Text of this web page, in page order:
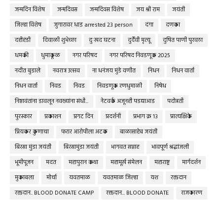
जन्मदिन विशेष
जन्मदिवस जन्मदिवस विशेष जय श्री राम
जयंती
जिल्हा विशेष
जुगारावर धाड arrested 23 person दंगा
दणका
दहीहंडी
दिवाळी शुभेच्छा दुःखद घटना दुर्दैवी मृत्यू
दुषित पाणी पुरवठा
धमकी
धुमाकूळ नगर परिषद
नगर परिषद निवडणूक 2025
नदीत बुडाले
नवरात्र उत्सव ना धनंजय मुंडे वणीत निधन
निधन वार्ता
निधन वार्ता
निवड निवड निवडणूक रणधुमाळी
निषेध
निष्ठावंतांना डावलून नवख्यांना संधी...
नेटवर्क अजूनही पडद्याआड
पदोन्नती
पुरस्कार
प्रकाशन प्रगट दिन प्रदर्शनी प्रभाग क्र १३
प्रात्यक्षिके
प्रियकर कुणाचा
फरार आरोपीला अटक
बाळासाहेब जयंती
बिरसा मुंडा जयंती
बिरसामुंडा जयंती भागवत सप्ताह
भावपूर्ण श्रद्धांजली
भूमीपूजन
मदत महापुरान कथा महामूर्ख संमेलन महाराष्ट्र
मार्गदर्शन
मुकाबला
मोर्चा यवतमाळ यवतमाळ जिल्हा यश
रक्तदान
रक्तदान.. BLOOD DONATE CAMP
रक्तदान... BLOOD DONATE
राजकारण